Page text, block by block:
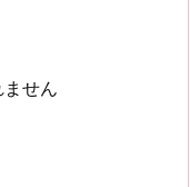
せん